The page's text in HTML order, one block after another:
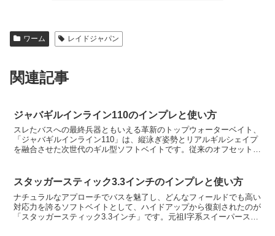
ワーム レイドジャパン
関連記事
ジャバギルインライン110のインプレと使い方
スレたバスへの最終兵器ともいえる革新のトップウォーターベイト、
「ジャバギルインライン110」は、縦泳ぎ姿勢とリアルギルシェイプ
を融合させた次世代のギル型ソフトベイトです。従来のオフセット仕
スタッガースティック3.3インチのインプレと使い方
ナチュラルなアプローチでバスを魅了し、どんなフィールドでも高い
対応力を誇るソフトベイトとして、ハイドアップから復刻されたのが
「スタッガースティック3.3インチ」です。元祖I字系スイーパーステ